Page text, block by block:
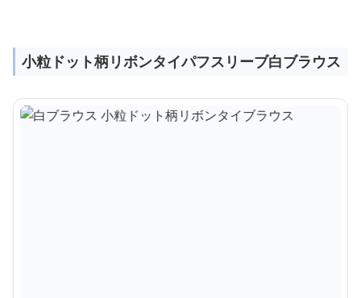
小粒ドット柄リボンタイパフスリーブ白ブラウス